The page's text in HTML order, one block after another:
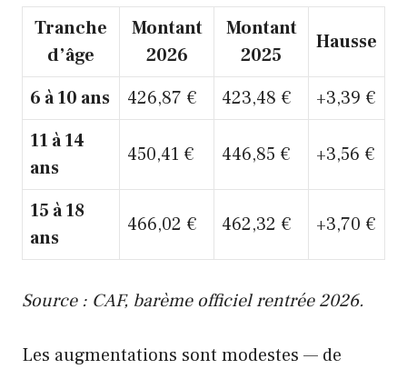
Tranche
d’âge
Montant
2026
Montant
2025
Hausse
6 à 10 ans 426,87 € 423,48 €
+3,39 €
11 à 14
ans
450,41 € 446,85 € +3,56 €
15 à 18
ans
466,02 € 462,32 € +3,70 €
Source : CAF, barème officiel rentrée 2026.
Les augmentations sont modestes — de